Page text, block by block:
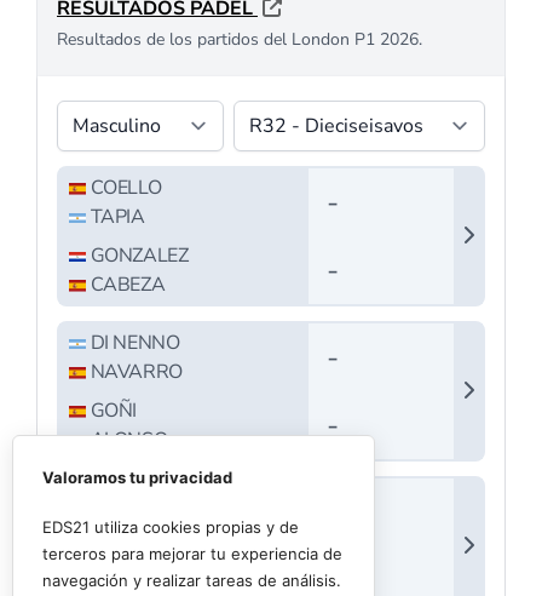
Valoramos tu privacidad
EDS21 utiliza cookies propias y de
terceros para mejorar tu experiencia de
navegación y realizar tareas de análisis.